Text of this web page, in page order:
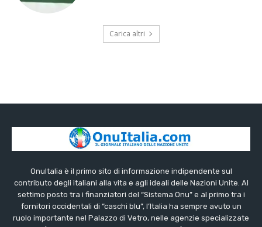
Carica altri
OnuItalia è il primo sito di informazione indipendente sul
contributo degli italiani alla vita e agli ideali delle Nazioni Unite. Al
settimo posto tra i finanziatori del “Sistema Onu” e al primo tra i
fornitori occidentali di “caschi blu”, l’Italia ha sempre avuto un
ruolo importante nel Palazzo di Vetro, nelle agenzie specializzate